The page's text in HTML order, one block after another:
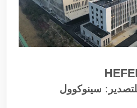
للتصدير: سينوكوول